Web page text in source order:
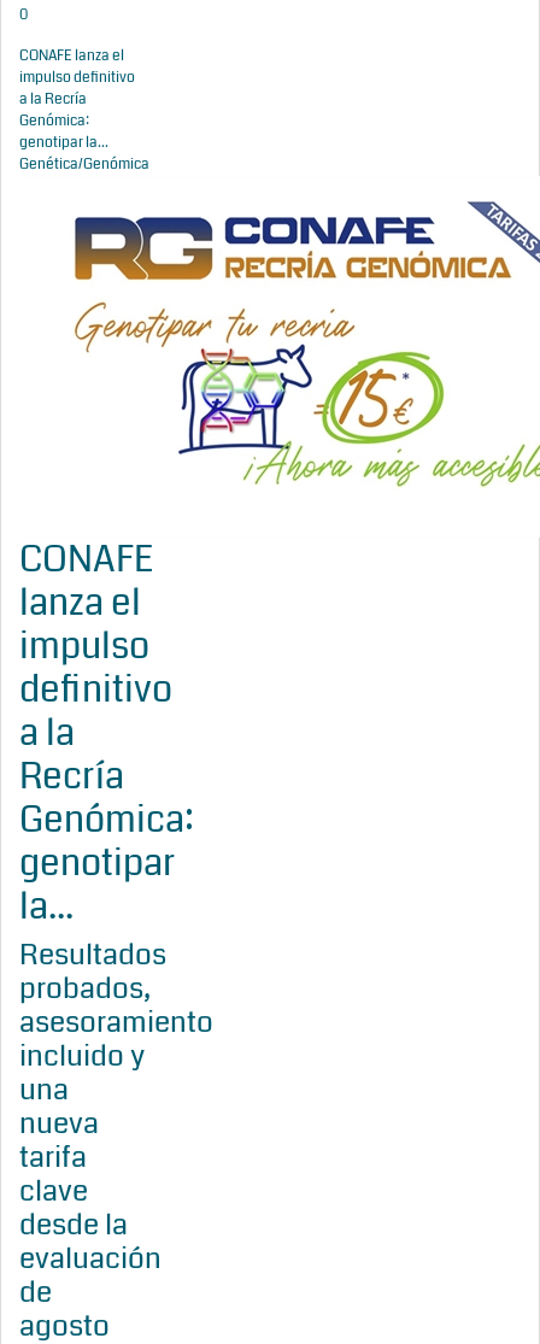
0
CONAFE lanza el
impulso definitivo
a la Recría
Genómica:
genotipar la...
Genética/Genómica
CONAFE
lanza el
impulso
definitivo
a la
Recría
Genómica:
genotipar
la...
Resultados
probados,
asesoramiento
incluido y
una
nueva
tarifa
clave
desde la
evaluación
de
agosto